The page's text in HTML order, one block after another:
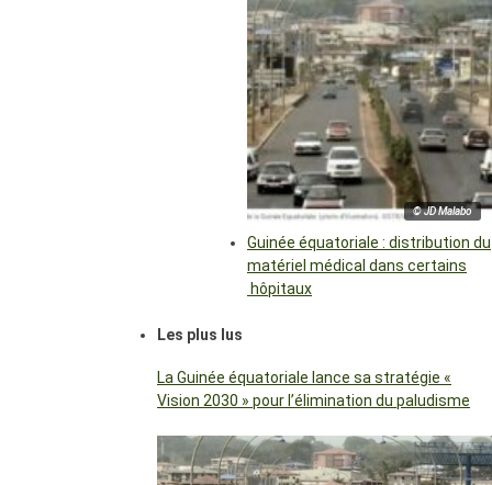
© JD Malabo
Guinée équatoriale : distribution du
matériel médical dans certains
hôpitaux
Les plus lus
La Guinée équatoriale lance sa stratégie «
Vision 2030 » pour l’élimination du paludisme